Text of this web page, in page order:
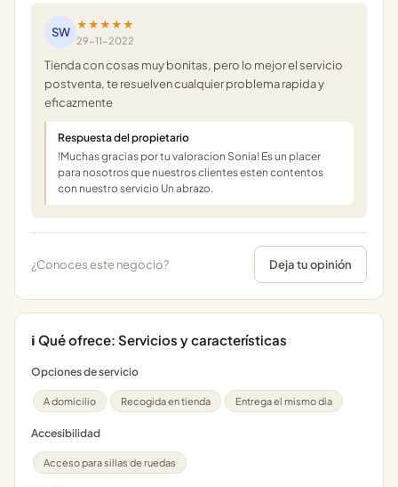
SW
★★★★★
29-11-2022
Tienda con cosas muy bonitas, pero lo mejor el servicio
postventa, te resuelven cualquier problema rapida y
eficazmente
Respuesta del propietario
!Muchas gracias por tu valoracion Sonia! Es un placer
para nosotros que nuestros clientes esten contentos
con nuestro servicio Un abrazo.
¿Conoces este negocio? Deja tu opinión
ℹ️ Qué ofrece: Servicios y características
Opciones de servicio
A domicilio Recogida en tienda Entrega el mismo dia
Accesibilidad
Acceso para sillas de ruedas